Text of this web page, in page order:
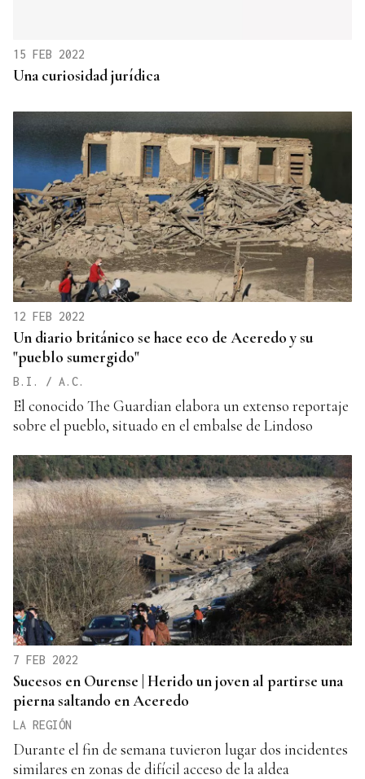
15 FEB 2022
Una curiosidad jurídica
12 FEB 2022
Un diario británico se hace eco de Aceredo y su
"pueblo sumergido"
B.I. / A.C.
El conocido The Guardian elabora un extenso reportaje
sobre el pueblo, situado en el embalse de Lindoso
7 FEB 2022
Sucesos en Ourense | Herido un joven al partirse una
pierna saltando en Aceredo
LA REGIÓN
Durante el fin de semana tuvieron lugar dos incidentes
similares en zonas de difícil acceso de la aldea